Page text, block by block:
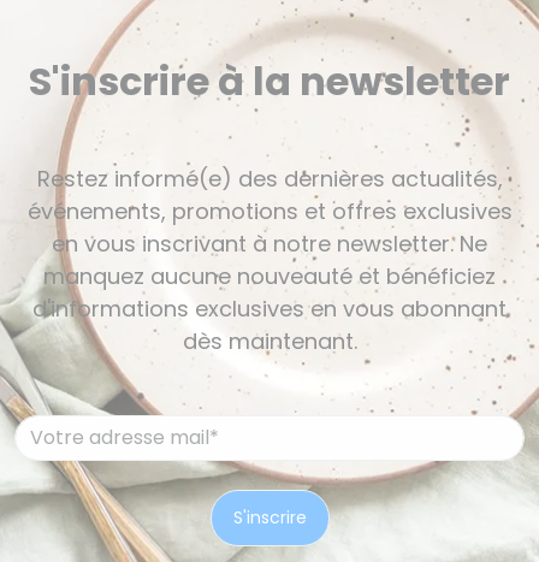
S'inscrire à la newsletter
Restez informé(e) des dernières actualités,
événements, promotions et offres exclusives
en vous inscrivant à notre newsletter. Ne
manquez aucune nouveauté et bénéficiez
d'informations exclusives en vous abonnant
dès maintenant.